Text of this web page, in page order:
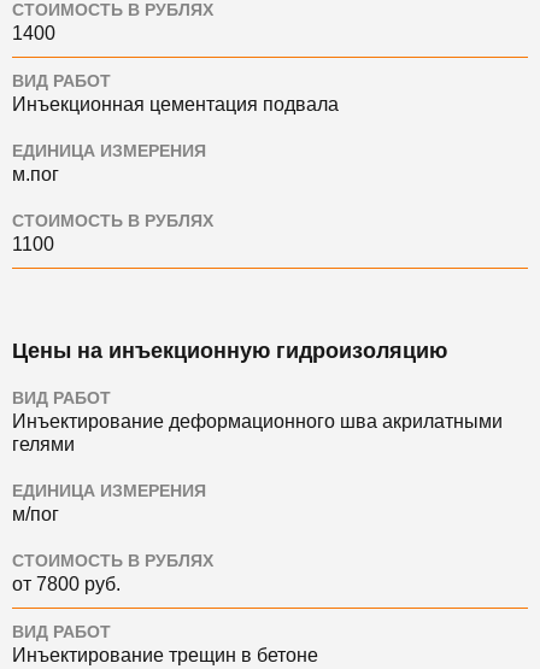
СТОИМОСТЬ В РУБЛЯХ
1400
ВИД РАБОТ
Инъекционная цементация подвала
ЕДИНИЦА ИЗМЕРЕНИЯ
м.пог
СТОИМОСТЬ В РУБЛЯХ
1100
Цены на инъекционную гидроизоляцию
ВИД РАБОТ
Инъектирование деформационного шва акрилатными
гелями
ЕДИНИЦА ИЗМЕРЕНИЯ
м/пог
СТОИМОСТЬ В РУБЛЯХ
от 7800 руб.
ВИД РАБОТ
Инъектирование трещин в бетоне